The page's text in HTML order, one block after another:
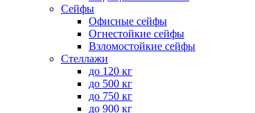
Сейфы
Офисные сейфы
Огнестойкие сейфы
Взломостойкие сейфы
Стеллажи
до 120 кг
до 500 кг
до 750 кг
до 900 кг